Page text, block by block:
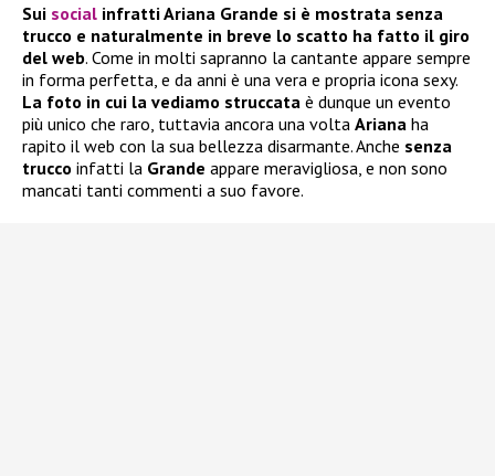
Sui social infratti Ariana Grande si è mostrata senza
trucco e naturalmente in breve lo scatto ha fatto il giro
del web. Come in molti sapranno la cantante appare sempre
in forma perfetta, e da anni è una vera e propria icona sexy.
La foto in cui la vediamo struccata è dunque un evento
più unico che raro, tuttavia ancora una volta Ariana ha
rapito il web con la sua bellezza disarmante. Anche senza
trucco infatti la Grande appare meravigliosa, e non sono
mancati tanti commenti a suo favore.